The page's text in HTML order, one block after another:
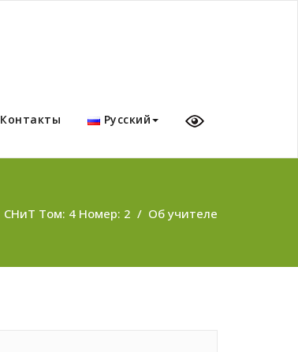
Контакты Русский
СНиТ Том: 4 Номер: 2 / Об учителе